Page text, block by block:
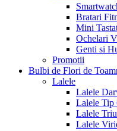
Bratari
Mini
Ochelari
Genti si
Promotii
Bulbi de Flori de
Lalele
Lalele
Lalele Tip
Lalele
Lalele